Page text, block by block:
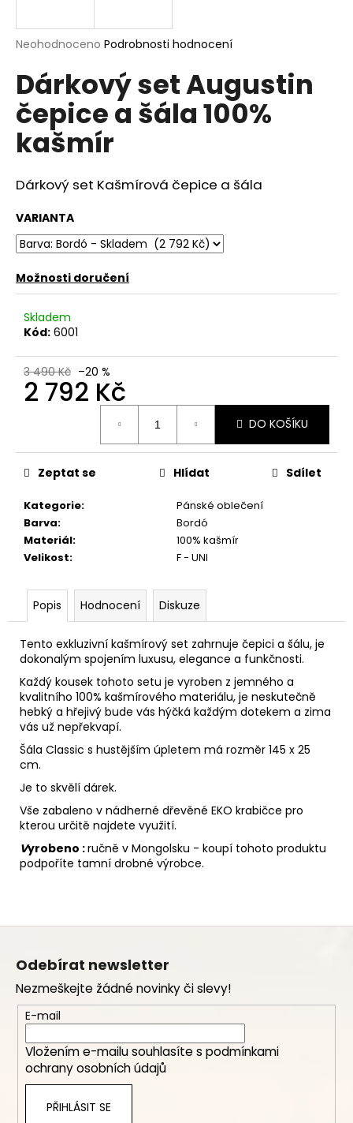
Průměrné
produktu
je
0,0
z
5
hvězdiček.
Neohodnoceno Podrobnosti hodnocení
Dárkový set Augustin
čepice a šála 100%
kašmír
Dárkový set Kašmírová čepice a šála
VARIANTA
Možnosti doručení
Skladem
Kód: 6001
3 490 Kč –20 %
2 792 Kč
DO KOŠÍKU
Kategorie:
Pánské oblečení
Barva:
Bordó
Materiál:
100% kašmír
Velikost: F - UNI
Zeptat se Hlídat Sdílet
Popis Hodnocení Diskuze
Tento exkluzivní kašmírový set zahrnuje čepici a šálu, je
dokonalým spojením luxusu, elegance a funkčnosti.
Každý kousek tohoto setu je vyroben z jemného a
kvalitního 100% kašmírového materiálu, je neskutečně
hebký a hřejivý bude vás hýčká každým dotekem a zima
vás už nepřekvapí.
Šála Classic s hustějším úpletem má rozměr 145 x 25
cm.
Je to skvělí dárek.
Vše zabaleno v nádherné dřevěné EKO krabičce pro
kterou určitě najdete využití.
Vyrobeno :ručně v Mongolsku - koupí tohoto produktu
podpoříte tamní drobné výrobce.
j
t
?
HLEDAT
D
o
p
u
č
u
Z
Odebírat newsletter
Nezmeškejte žádné novinky či slevy!
E-mail
Vložením e-mailu souhlasíte s podmínkami
ochrany osobních údajů
PŘIHLÁSIT SE